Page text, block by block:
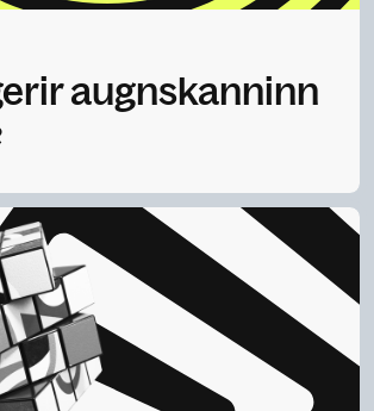
augnskanninn